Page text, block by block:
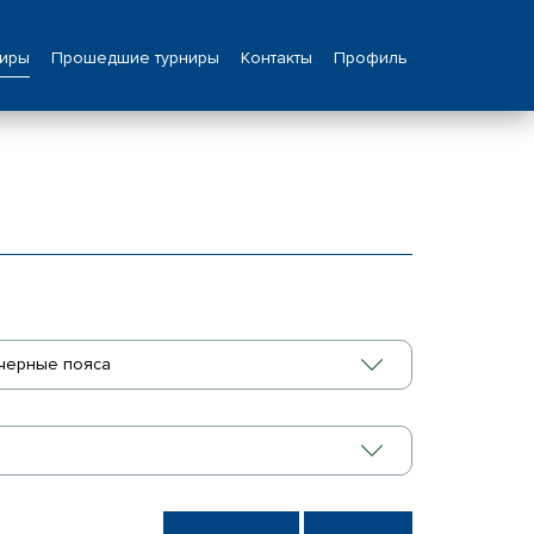
Прошедшие турниры Контакты Профиль
пояса